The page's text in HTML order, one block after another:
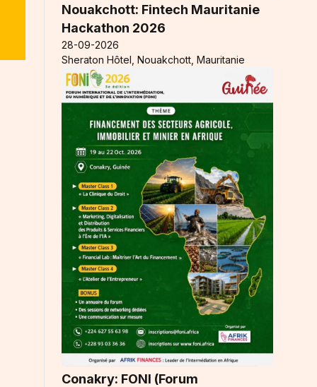
Nouakchott: Fintech Mauritanie
Hackathon 2026
28-09-2026
Sheraton Hôtel, Nouakchott, Mauritanie
Conakry: FONI (Forum